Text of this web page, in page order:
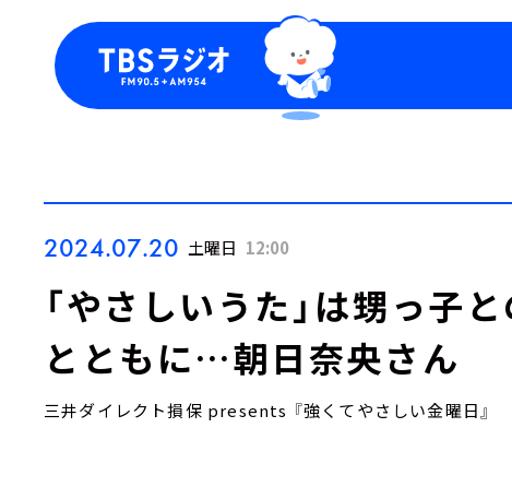
2024.07.20 土曜日 12:00
「やさしいうた」は甥っ子
とともに…朝日奈央さん
三井ダイレクト損保 presents 『強くてやさしい金曜日』